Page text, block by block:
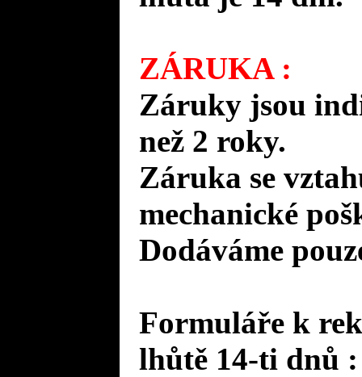
ZÁRUKA :
Záruky jsou
než 2 roky.
Záruka se
mechanické
Dodáváme
Formuláře k
lhůtě 14-ti dnů :